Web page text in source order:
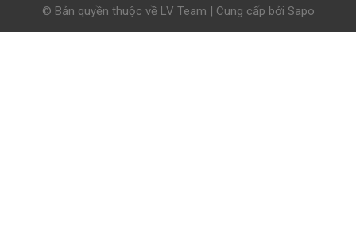
© Bản quyền thuộc về LV Team | Cung cấp bởi Sapo